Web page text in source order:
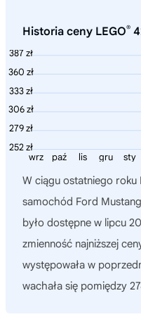
Historia ceny LEGO®
387 zł
360 zł
333 zł
306 zł
279 zł
252 zł
sty
gru
lis
paź
wrz
W ciągu ostatniego roku
samochód Ford
było dostępne w lipcu
zmienność najniższej
występowała w
wachała się pomiędzy